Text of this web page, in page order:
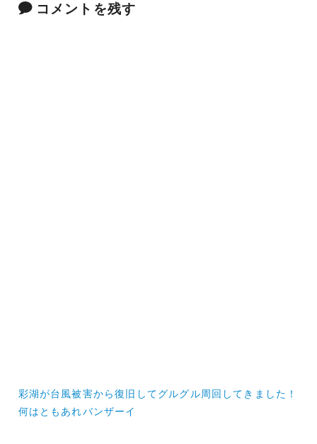
コメントを残す
投
稿
彩湖が台風被害から復旧してグルグル周回してきました！
何はともあれバンザーイ